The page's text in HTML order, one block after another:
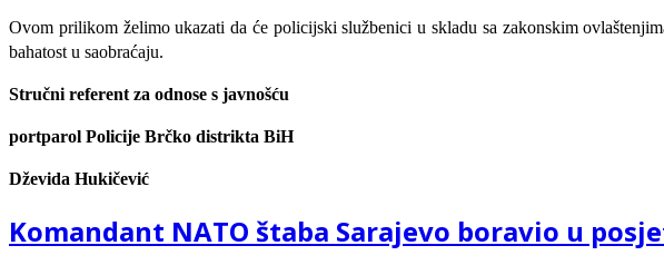
Ovom prilikom želimo ukazati da će policijski službenici u skladu sa zakonskim
bahatost u saobraćaju.
Stručni referent za odnose s javnošću
portparol Policije Brčko distrikta BiH
Dževida Hukičević
Komandant NATO štaba Sarajevo boravio u